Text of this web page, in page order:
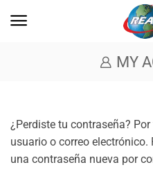
MY
¿Perdiste tu contraseña?
usuario o correo electrónico.
una contraseña nueva por